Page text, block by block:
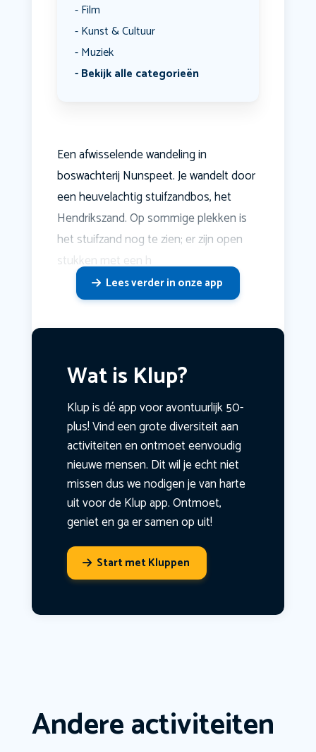
Film
Kunst & Cultuur
Muziek
Bekijk alle categorieën
Een afwisselende wandeling in
boswachterij Nunspeet. Je wandelt door
een heuvelachtig stuifzandbos, het
Hendrikszand. Op sommige plekken is
het stuifzand nog te zien; er zijn open
stukken met een h
Lees verder in onze app
Wat is Klup?
Klup is dé app voor avontuurlijk 50-
plus! Vind een grote diversiteit aan
activiteiten en ontmoet eenvoudig
nieuwe mensen. Dit wil je echt niet
missen dus we nodigen je van harte
uit voor de Klup app. Ontmoet,
geniet en ga er samen op uit!
Start met Kluppen
Andere activiteiten